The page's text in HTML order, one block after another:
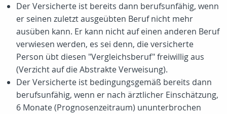
Der Versicherte ist bereits dann berufsunfähig, wenn
er seinen zuletzt ausgeübten Beruf nicht mehr
ausüben kann. Er kann nicht auf einen anderen Beruf
verwiesen werden, es sei denn, die versicherte
Person übt diesen "Vergleichsberuf" freiwillig aus
(Verzicht auf die Abstrakte Verweisung).
Der Versicherte ist bedingungsgemäß bereits dann
berufsunfähig, wenn er nach ärztlicher Einschätzung,
6 Monate (Prognosenzeitraum) ununterbrochen